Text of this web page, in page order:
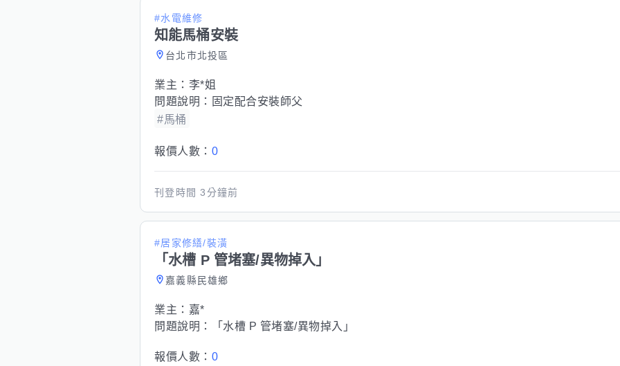
#水電維修
知能馬桶安裝
台北市北投區
業主： 李*姐
問題說明：
固定配合安裝師父
#馬桶
報價人數： 0
刊登時間3分鐘前
#居家修繕/裝潢
「水槽 P 管堵塞/異物掉入」
嘉義縣民雄鄉
業主： 嘉*
問題說明：
「水槽 P 管堵塞/異物掉入」
報價人數： 0